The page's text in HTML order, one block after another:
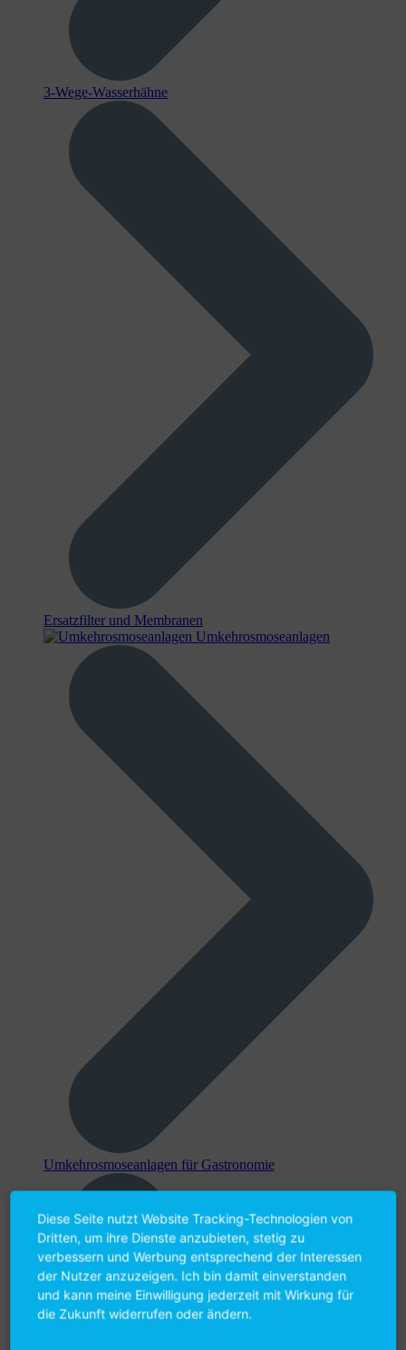
3-Wege-Wasserhähne
Ersatzfilter und Membranen
Umkehrosmoseanlagen
Umkehr­osmose­anlagen für Gastronomie
Diese Seite nutzt Website Tracking-Technologien von
Dritten, um ihre Dienste anzubieten, stetig zu
verbessern und Werbung entsprechend der Interessen
der Nutzer anzuzeigen. Ich bin damit einverstanden
und kann meine Einwilligung jederzeit mit Wirkung für
die Zukunft widerrufen oder ändern.